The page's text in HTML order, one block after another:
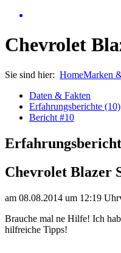
Chevrolet
Sie sind hier: HomeMarken
Daten & Fakten
Erfahrungsberichte (10)
Bericht #10
Chevrolet Blazer
am 08.08.2014 um 12:19 Uhr
Brauche mal ne Hilfe! Ich
hilfreiche Tipps!